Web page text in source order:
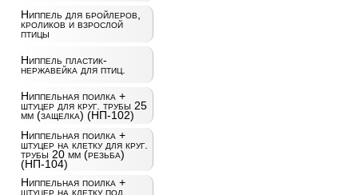
Ниппель для бройлеров,
кроликов и взрослой
птицы
Ниппель пластик-
нержавейка для птиц.
Ниппельная поилка +
штуцер для круг. трубы 25
мм (защелка) (НП-102)
Ниппельная поилка +
штуцер на клетку для круг.
трубы 20 мм (резьба)
(НП-104)
Ниппельная поилка +
штуцер на клетку под